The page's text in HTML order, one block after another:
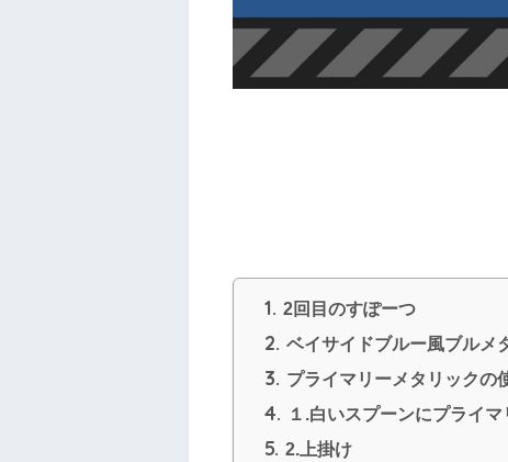
1. 2回目のすぽーつ
2. ベイサイドブルー風ブルメ
3. プライマリーメタリックの
4. １.白いスプーンにプライ
5. 2.上掛け